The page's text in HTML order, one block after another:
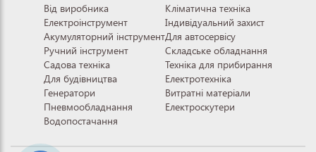
Від виробника
Електроінструмент
Акумуляторний інструмент
Ручний інструмент
Садова техніка
Для будівництва
Генератори
Пневмообладнання
Водопостачання
Кліматична техніка
Індивідуальний захист
Для автосервісу
Складське обладнання
Техніка для прибирання
Електротехніка
Витратні матеріали
Електроскутери